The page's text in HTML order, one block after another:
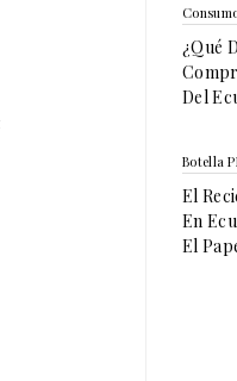
¿Qué
Del
Botella
El
En
El